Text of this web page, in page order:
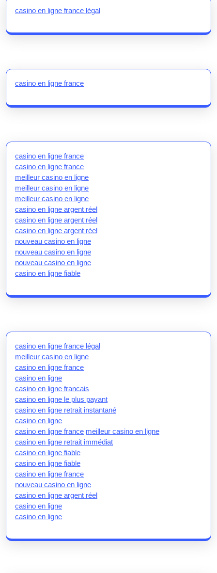
casino en ligne france légal
casino en ligne france
casino en ligne france
casino en ligne france
meilleur casino en ligne
meilleur casino en ligne
meilleur casino en ligne
casino en ligne argent réel
casino en ligne argent réel
casino en ligne argent réel
nouveau casino en ligne
nouveau casino en ligne
nouveau casino en ligne
casino en ligne fiable
casino en ligne france légal
meilleur casino en ligne
casino en ligne france
casino en ligne
casino en ligne francais
casino en ligne le plus payant
casino en ligne retrait instantané
casino en ligne
casino en ligne france meilleur casino en ligne
casino en ligne retrait immédiat
casino en ligne fiable
casino en ligne fiable
casino en ligne france
nouveau casino en ligne
casino en ligne argent réel
casino en ligne
casino en ligne